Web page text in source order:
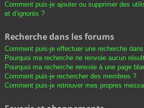
Comment puis-je ajouter ou supprimer des
et d’ignorés ?
Recherche dans les forums
Comment puis-je effectuer une recherche
Pourquoi ma recherche ne renvoie aucun
Pourquoi ma recherche renvoie à une page
Comment puis-je rechercher des membres ?
Comment puis-je retrouver mes propres